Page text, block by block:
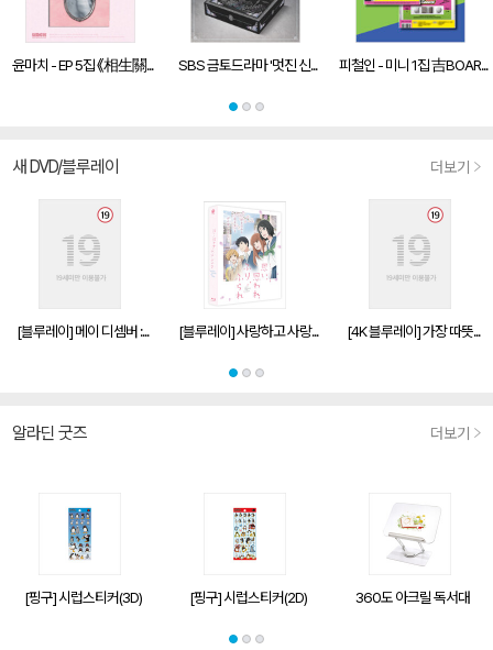
윤마치 - EP 5집 《相生關... SBS 금토드라마 '멋진 신... 피철인 - 미니 1집 吉BOAR...
새 DVD/블루레이 더보기
[블루레이] 메이 디셈버 :... [블루레이] 사랑하고 사랑... [4K 블루레이] 가장 따뜻...
알라딘 굿즈 더보기
[핑구] 시럽스티커(3D) [핑구] 시럽스티커(2D) 360도 아크릴 독서대